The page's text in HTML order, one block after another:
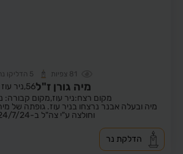
81 צפיות 5 הדליקו
מיה גורן ז"ל56, ניר עוז
מקום רצח:ניר עוז,מקום קבורה:
מיה ובעלה אבנר נרצחו בניר עוז. גופתה של
וחולצה ע"י צה"ל ב-24/7/24
הדלקת נר